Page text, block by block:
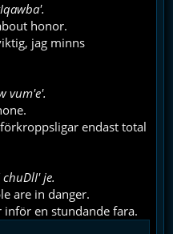
honor.
jag minns
vum'e'.
endast total
je.
are in danger.
en stundande fara.